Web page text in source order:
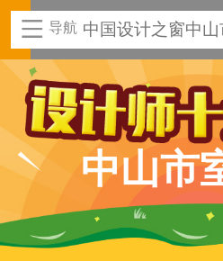
导航 中国设计之窗中
中山市